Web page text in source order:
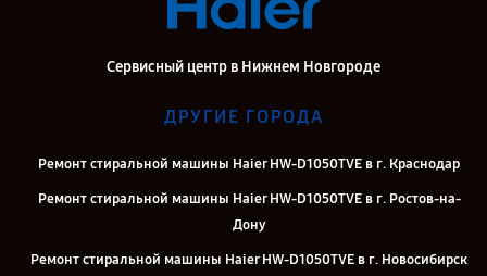
Сервисный центр в Нижнем Новгороде
ДРУГИЕ ГОРОДА
Ремонт стиральной машины Haier HW-D1050TVE в г. Краснодар
Ремонт стиральной машины Haier HW-D1050TVE в г. Ростов-на-
Дону
Ремонт стиральной машины Haier HW-D1050TVE в г. Новосибирск